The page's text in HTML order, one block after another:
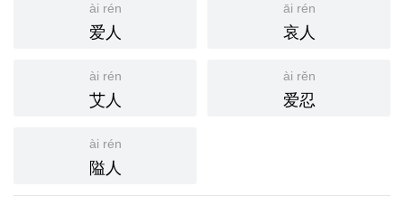
ài rén
爱人
āi rén
哀人
ài rén
艾人
ài rěn
爱忍
ài rén
隘人